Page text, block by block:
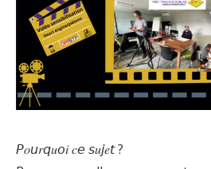
𝘗𝑜𝘶𝑟𝘲𝑢𝘰𝑖 𝑐𝘦 𝘴𝑢𝘫𝑒𝘵 ?